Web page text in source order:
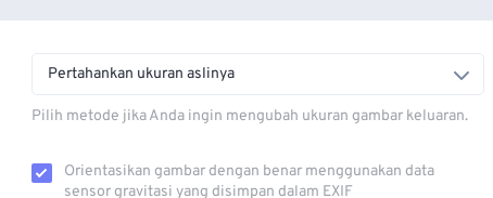
Pertahankan ukuran aslinya
Pilih metode jika Anda ingin mengubah ukuran gambar keluaran.
Orientasikan gambar dengan benar menggunakan data
sensor gravitasi yang disimpan dalam EXIF